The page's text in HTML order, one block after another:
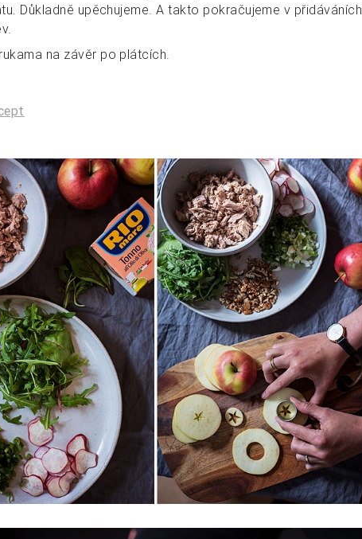
Důkladně upěchujeme. A takto pokračujeme v přidáváních
na závěr po plátcích.